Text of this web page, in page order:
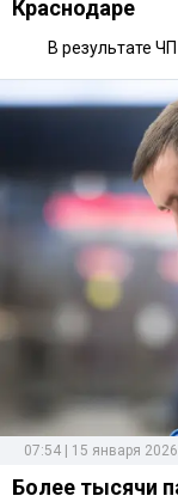
Краснодаре
В результате
07:54 | 15 января 2026
Более тысячи